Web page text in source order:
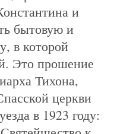
и
бытовую и
в которой
Это прошение
Тихона,
церкви
в 1923 году: